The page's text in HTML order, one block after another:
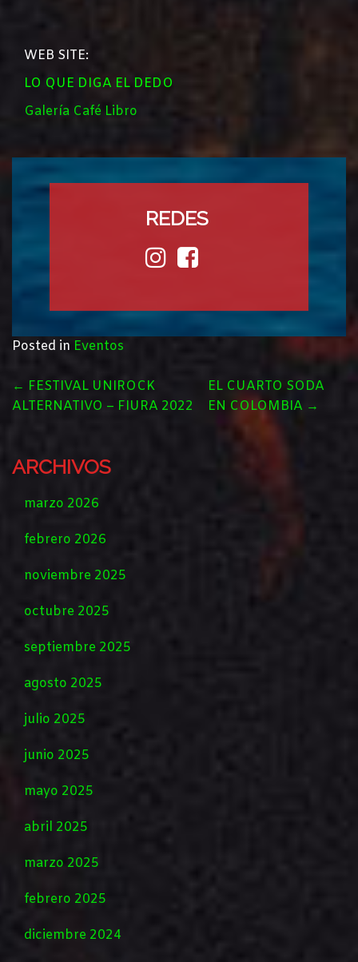
WEB SITE:
LO QUE DIGA EL DEDO
Galería Café Libro
REDES
Posted in Eventos
POST
NAVIGATION
← FESTIVAL UNIROCK
ALTERNATIVO – FIURA 2022
EL CUARTO SODA
EN COLOMBIA →
ARCHIVOS
marzo 2026
febrero 2026
noviembre 2025
octubre 2025
septiembre 2025
agosto 2025
julio 2025
junio 2025
mayo 2025
abril 2025
marzo 2025
febrero 2025
diciembre 2024